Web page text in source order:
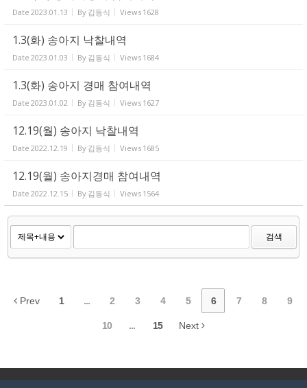
Date 2023.01.13 By 김동식 Views 1628
1.3(화) 송아지 낙찰내역
Date 2023.01.03 By 김동식 Views 1684
1.3(화) 송아지 경매 참여내역
Date 2023.01.02 By 김동식 Views 1627
12.19(월) 송아지 낙찰내역
Date 2022.12.19 By 김동식 Views 1685
12.19(월) 송아지경매 참여내역
Date 2022.12.15 By 김동식 Views 1564
검색
Prev 1 ... 2 3 4 5 6 7 8 9
10 ... 15 Next